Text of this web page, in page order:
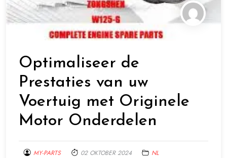
Optimaliseer de
Prestaties van uw
Voertuig met Originele
Motor Onderdelen
MY-PARTS 02 OKTOBER 2024 NL